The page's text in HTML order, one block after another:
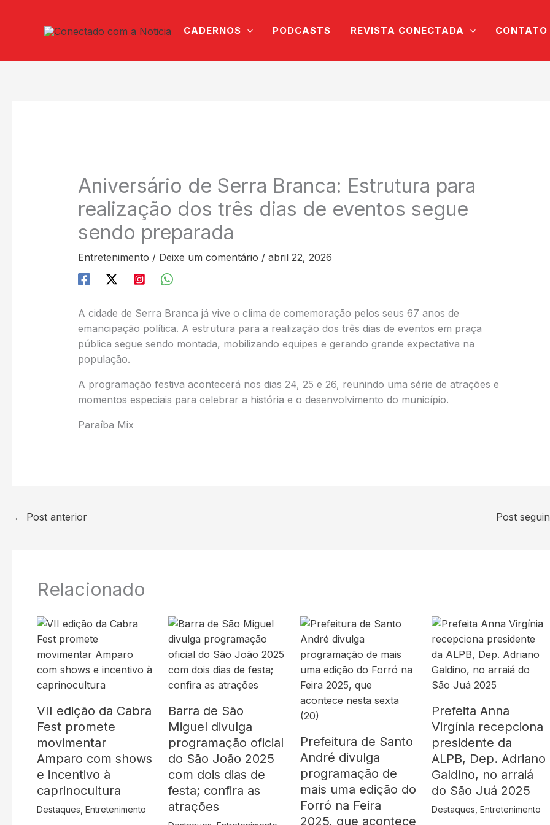
CADERNOS PODCASTS REVISTA CONECTADA CONTATO
Aniversário de Serra Branca: Estrutura para
realização dos três dias de eventos segue
sendo preparada
Entretenimento / Deixe um comentário / abril 22, 2026
A cidade de Serra Branca já vive o clima de comemoração pelos seus 67 anos de
emancipação política. A estrutura para a realização dos três dias de eventos em praça
pública segue sendo montada, mobilizando equipes e gerando grande expectativa na
população.
A programação festiva acontecerá nos dias 24, 25 e 26, reunindo uma série de atrações e
momentos especiais para celebrar a história e o desenvolvimento do município.
Paraíba Mix
← Post anterior Post
Relacionado
VII edição da Cabra
Fest promete
movimentar
Amparo com shows
e incentivo à
caprinocultura
Destaques Entretenimento
Barra de São
Miguel divulga
programação oficial
do São João 2025
com dois dias de
festa; confira as
atrações
Prefeitura de Santo
André divulga
programação de
mais uma edição do
Forró na Feira
2025, que acontece
Prefeita Anna
Virgínia recepciona
presidente da
ALPB, Dep. Adriano
Galdino, no arraiá
do São Juá 2025
Destaques ,Entretenimento